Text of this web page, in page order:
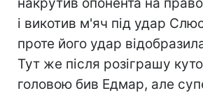
і викотив м'яч під удар
проте його удар
Тут же після розіграшу
головою бив Едмар, але